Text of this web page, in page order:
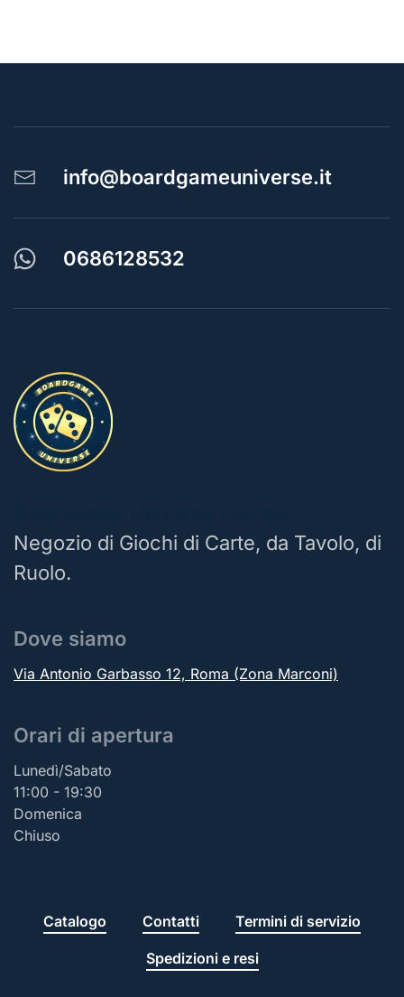
info@boardgameuniverse.it
0686128532
Negozio di Giochi di Carte, da Tavolo, di
Ruolo.
Dove siamo
Via Antonio Garbasso 12, Roma (Zona Marconi)
Orari di apertura
Lunedì/Sabato
11:00 - 19:30
Domenica
Chiuso
Catalogo Contatti Termini di servizio
Spedizioni e resi